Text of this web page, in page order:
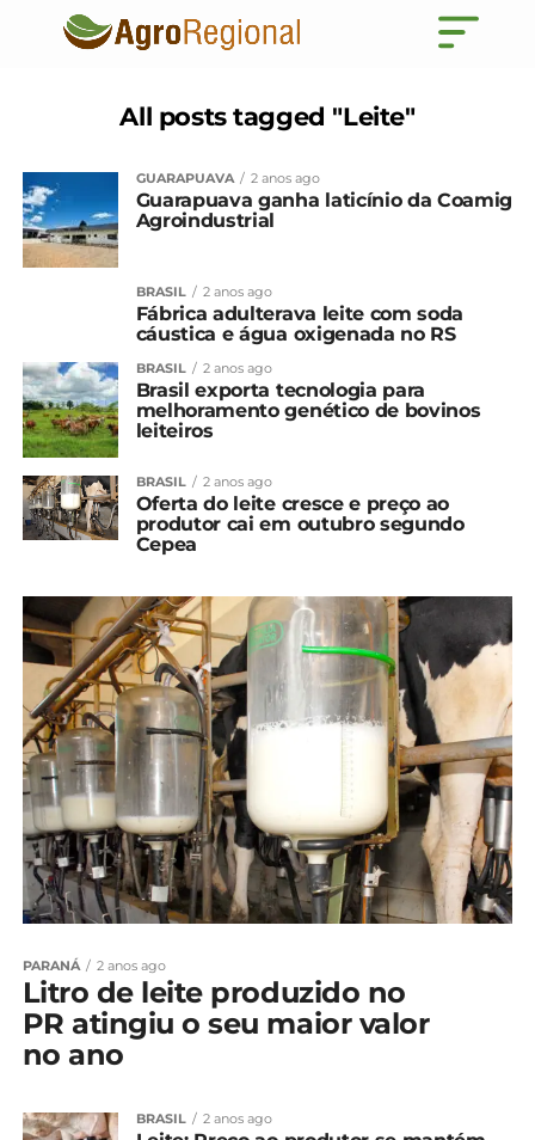
All posts tagged "Leite"
GUARAPUAVA 2 anos ago
Guarapuava ganha laticínio da Coamig
Agroindustrial
BRASIL 2 anos ago
Fábrica adulterava leite com soda
cáustica e água oxigenada no RS
BRASIL 2 anos ago
Brasil exporta tecnologia para
melhoramento genético de bovinos
leiteiros
BRASIL 2 anos ago
Oferta do leite cresce e preço ao
produtor cai em outubro segundo
Cepea
PARANÁ 2 anos ago
Litro de leite produzido no
PR atingiu o seu maior valor
no ano
BRASIL 2 anos ago